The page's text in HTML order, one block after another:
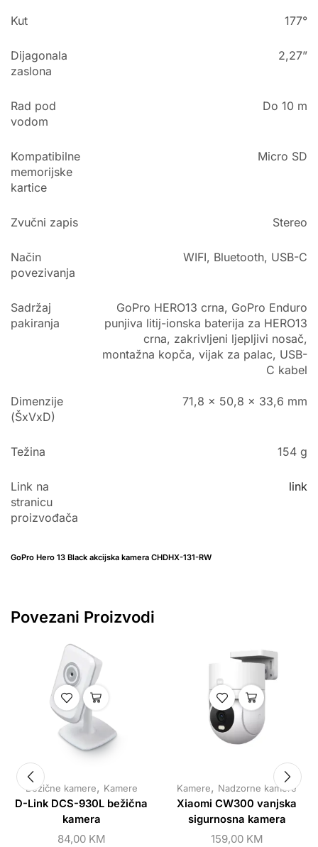
Kut 177°
Dijagonala
zaslona
2,27”
Rad pod
vodom
Do 10 m
Kompatibilne
memorijske
kartice
Micro SD
Zvučni zapis Stereo
Način
povezivanja
WIFI, Bluetooth, USB-C
Sadržaj
pakiranja
GoPro HERO13 crna, GoPro Enduro
punjiva litij-ionska baterija za HERO13
crna, zakrivljeni ljepljivi nosač,
montažna kopča, vijak za palac, USB-
C kabel
Dimenzije
(ŠxVxD)
71,8 x 50,8 x 33,6 mm
Težina 154 g
Link na
stranicu
proizvođača
link
GoPro Hero 13 Black akcijska kamera CHDHX-131-RW
Povezani Proizvodi
Bežične kamere, Kamere
D-Link DCS-930L bežična
kamera
84,00 KM
Kamere, Nadzorne kamere
Xiaomi CW300 vanjska
sigurnosna kamera
159,00 KM